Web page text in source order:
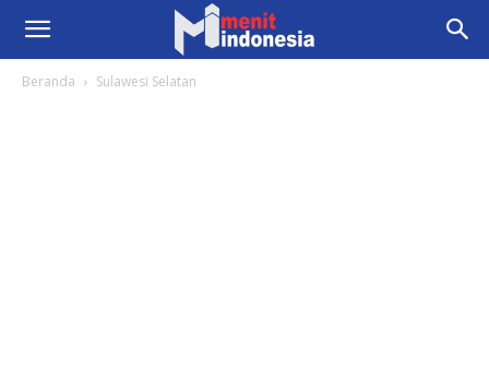
Beranda Sulawesi Selatan